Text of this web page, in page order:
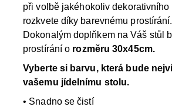
při volbě jakéhokoliv dekorativního
rozkvete díky barevnému prostírání.
Dokonalým doplňkem na Váš stůl
prostírání o rozměru 30x45cm.
Vyberte si barvu, která bude
vašemu jídelnímu stolu.
• Snadno se čistí